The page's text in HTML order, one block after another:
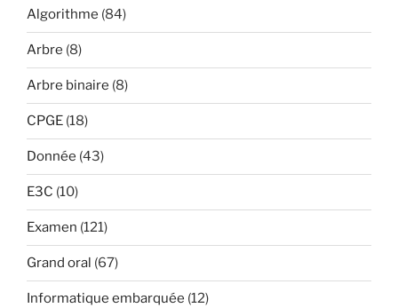
Algorithme (84)
Arbre (8)
Arbre binaire (8)
CPGE (18)
Donnée (43)
E3C (10)
Examen (121)
Grand oral (67)
Informatique embarquée (12)